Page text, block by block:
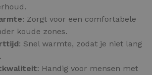
: Zorgt voor een comfortabele
koude zones.
: Snel warmte, zodat je niet lang
: Handig voor mensen met